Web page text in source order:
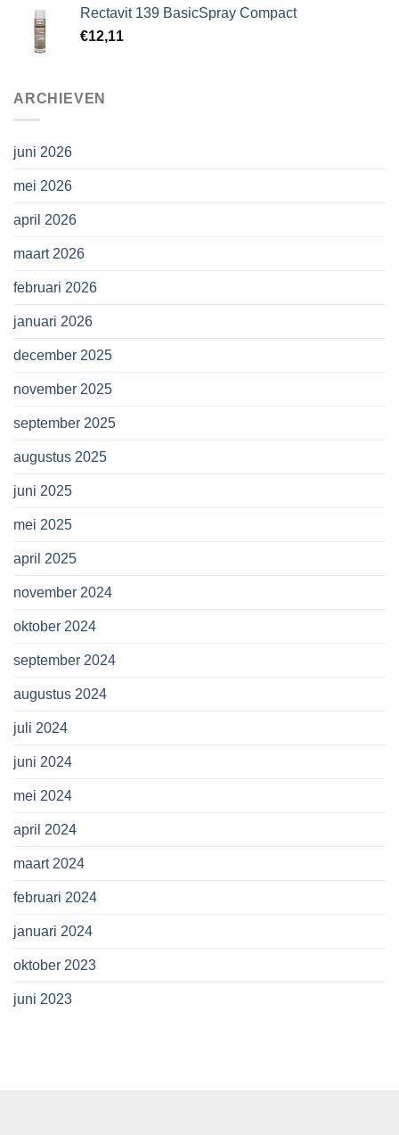
Rectavit 139 BasicSpray Compact
€12,11
ARCHIEVEN
juni 2026
mei 2026
april 2026
maart 2026
februari 2026
januari 2026
december 2025
november 2025
september 2025
augustus 2025
juni 2025
mei 2025
april 2025
november 2024
oktober 2024
september 2024
augustus 2024
juli 2024
juni 2024
mei 2024
april 2024
maart 2024
februari 2024
januari 2024
oktober 2023
juni 2023